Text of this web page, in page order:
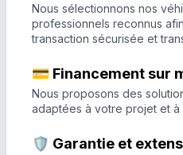
Nous sélectionnons nos
professionnels reconnus
transaction sécurisée et
💳 Financement sur
Nous proposons des
adaptées à votre projet et
🛡️ Garantie et